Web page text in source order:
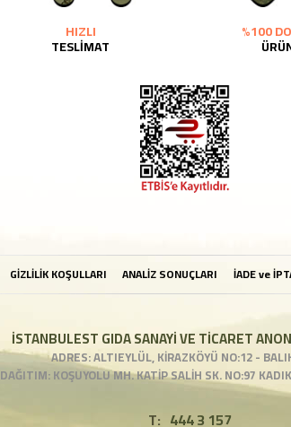
HIZLI
TESLİMAT
%100
GİZLİLİK KOŞULLARI ANALİZ SONUÇLARI İADE ve
İSTANBULEST GIDA SANAYİ VE TİCARET
ADRES: ALTIEYLÜL, KİRAZKÖYÜ NO:12 -
DAĞITIM: KOŞUYOLU MH. KATİP SALİH SK. NO:97
T: 444 3 157